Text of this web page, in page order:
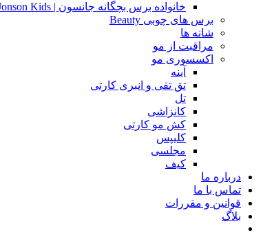
خانواده برس بچگانه جانسون | Jonson Kids
برس های چوبی Beauty
شانه ها
مراقبت از مو
اکسسوری مو
آینه
تق تقی و انبری کارتی
تل
کانزاشی
کش مو کارتی
کلیپس
مجلسی
کیف
درباره ما
تماس با ما
قوانین و مقررات
بلاگ